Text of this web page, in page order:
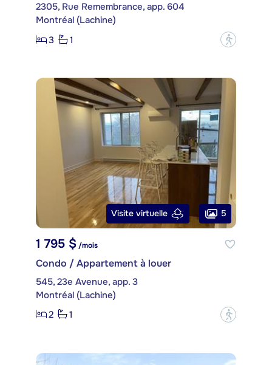
2305, Rue Remembrance, app. 604
Montréal (Lachine)
3
1 ?
Visite virtuelle 5
1 795 $ /mois
Condo / Appartement à louer
545, 23e Avenue, app. 3
Montréal (Lachine)
2
1 ?